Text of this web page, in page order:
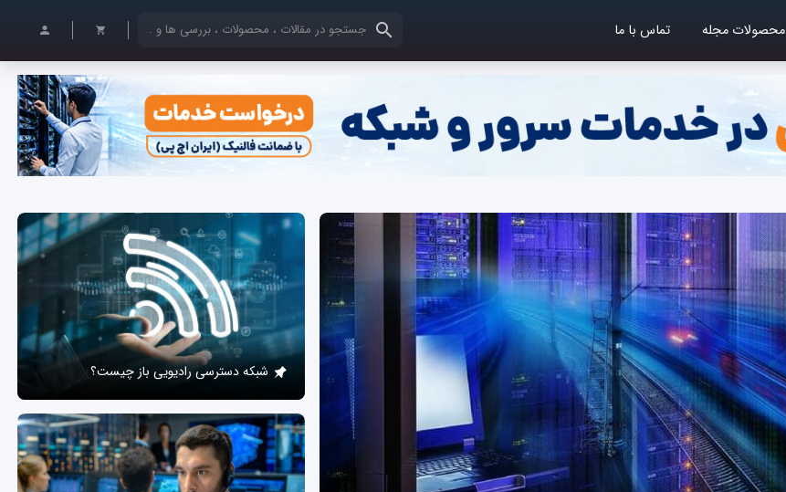
محصولات مجله تماس با ما کلمات کلیدی خود را وارد کنید
شبکه دسترسی رادیویی باز چیست؟